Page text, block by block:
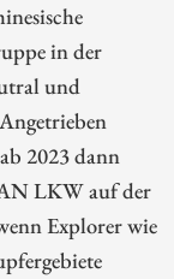
in der
und
2023 dann
LKW auf der
Explorer wie